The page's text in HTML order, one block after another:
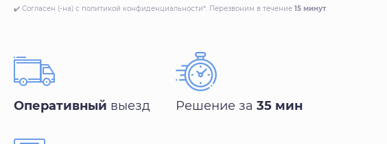
✔️ Согласен (-на) с политикой конфиденциальности*. Перезвоним в течение 15 минут.
Оперативный выезд Решение за 35 мин